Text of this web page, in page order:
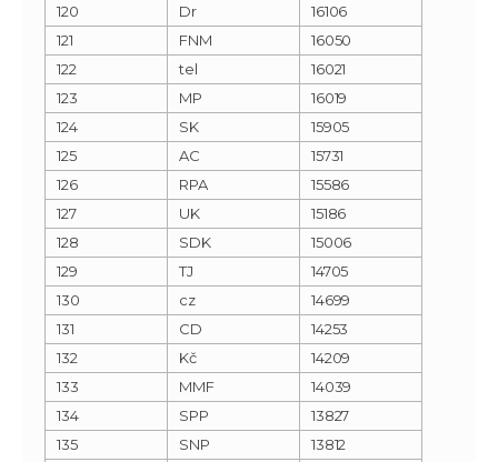
120
Dr
16106
121
FNM
16050
122
tel
16021
123
MP
16019
124
SK
15905
125
AC
15731
126
RPA
15586
127
UK
15186
128
SDK
15006
129
TJ
14705
130
cz
14699
131
CD
14253
132
Kč
14209
133
MMF
14039
134
SPP
13827
135
SNP
13812